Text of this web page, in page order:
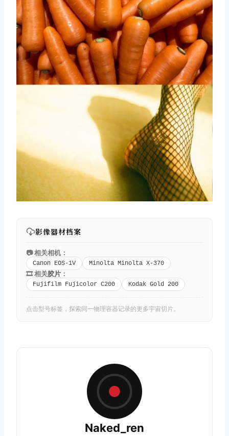
影像器材档案
📷 相关相机：
Canon EOS-1V Minolta Minolta X-370
🎞️ 相关胶片 ：
Fujifilm Fujicolor C200 Kodak Gold 200
点击型号标签，探索同一物理容器记录的更多宇宙切片。
Naked_ren